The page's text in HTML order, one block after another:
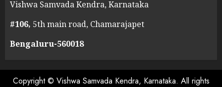
Vishwa Samvada Kendra, Karnataka
#106, 5th main road, Chamarajapet
Bengaluru-560018
Copyright © Vishwa Samvada Kendra, Karnataka. All rights